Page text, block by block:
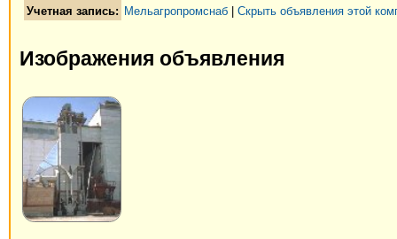
Учетная запись: Мельагропромснаб Скрыть объявления этой
Изображения объявления